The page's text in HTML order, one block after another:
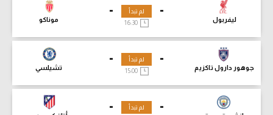
-
ليفربول
-
موناكو
لم تبدأ
-
جوهور دارول تاكزيم
-
تشيلسي
لم تبدأ
15:00
-
- لم تبدأ